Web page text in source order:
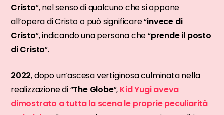
Cristo”, nel senso di qualcuno che si oppone
all’opera di Cristo o può significare “invece di
Cristo”, indicando una persona che “prende il posto
di Cristo”.
2022, dopo un’ascesa vertiginosa culminata nella
realizzazione di “The Globe”, Kid Yugi aveva
dimostrato a tutta la scena le proprie peculiarità